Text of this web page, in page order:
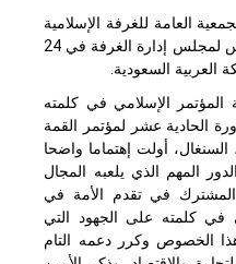
العامة للغرفة الإسلامية
للتجارة والصناعة والإجتماع الخامس لمجلس إدارة الغرفة في 24
الإسلامي في كلمته
الحادية عشر لمؤتمر القمة
أولت إهتماما واضحا
المهم الذي يلعبه المجال
في تقدم الأمة في
كلمته على الجهود التي
الخصوص وكرر دعمه التام